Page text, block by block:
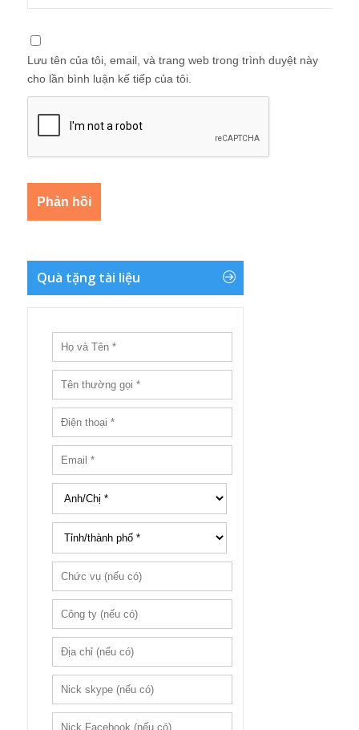
Lưu tên của tôi, email, và trang web trong trình duyệt này
cho lần bình luận kế tiếp của tôi.
Quà tặng tài liệu